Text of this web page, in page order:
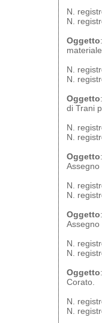
N.
N.
Oggetto
N.
N.
Oggetto
di Trani
N.
N.
Oggetto
N.
N.
Oggetto
N.
N.
Oggetto
Corato.
N.
N.